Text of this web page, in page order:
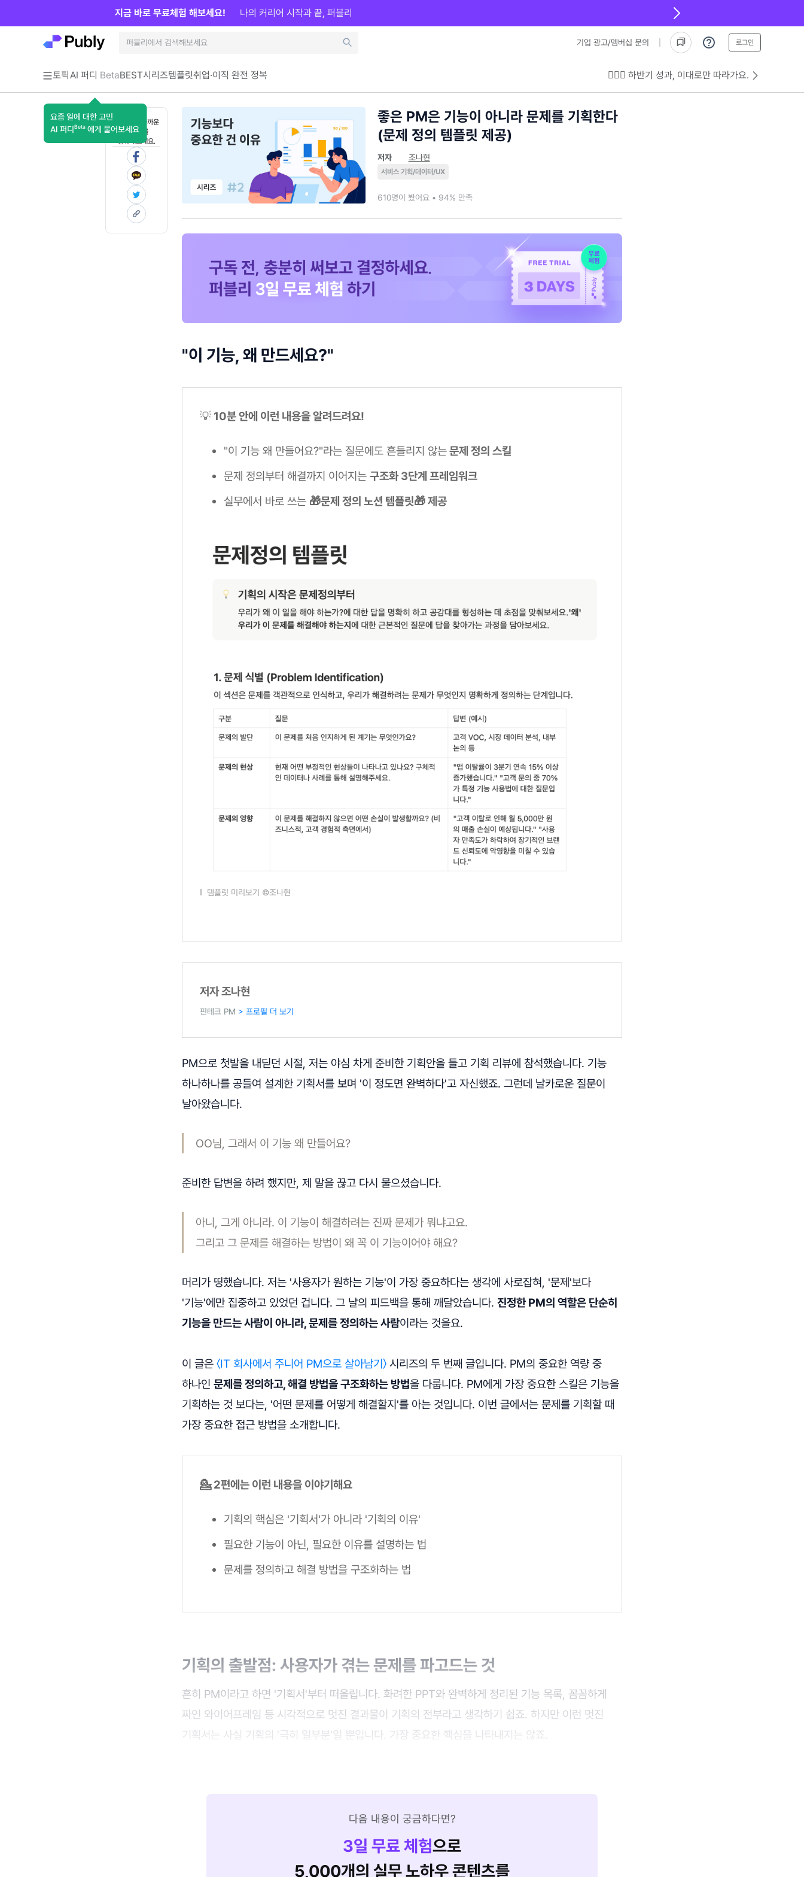
기업 광고/멤버십 문의 로그인
토픽AI 퍼디 Beta
요즘 일에 대한 고민
AI 퍼디 Beta 에게 물어보세요
BEST시리즈템플릿취업·이직 완전 정복 💁🏻‍♂️ 하반기 성과, 이대로만 따라가요.
지금 바로 무료체험 해보세요! 나의 커리어 시작과 끝, 퍼블리
혼자 보기 아까운
콘텐츠를
공유해보세요.
좋은 PM은 기능이 아니라 문제를 기획한다
(문제 정의 템플릿 제공)
저자 조나현
서비스 기획/데이터/UX
610명이 봤어요 • 94% 만족
"이 기능, 왜 만드세요?"
💡 10분 안에 이런 내용을 알려드려요!
"이 기능 왜 만들어요?"라는 질문에도 흔들리지 않는문제 정의 스킬
문제 정의부터 해결까지 이어지는 구조화 3단계 프레임워크
실무에서 바로 쓰는 🎁문제 정의 노션 템플릿🎁 제공
템플릿 미리보기 ©조나현
저자 조나현
핀테크 PM > 프로필 더 보기
PM으로 첫발을 내딛던 시절, 저는 야심 차게 준비한 기획안을 들고 기획 리뷰에 참석했습니다. 기능
하나하나를 공들여 설계한 기획서를 보며 '이 정도면 완벽하다'고 자신했죠. 그런데 날카로운 질문이
날아왔습니다.
OO님, 그래서 이 기능 왜 만들어요?
준비한 답변을 하려 했지만, 제 말을 끊고 다시 물으셨습니다.
아니, 그게 아니라. 이 기능이 해결하려는 진짜 문제가 뭐냐고요.
그리고 그 문제를 해결하는 방법이 왜 꼭 이 기능이어야 해요?
머리가 띵했습니다. 저는 '사용자가 원하는 기능'이 가장 중요하다는 생각에 사로잡혀, '문제'보다
'기능'에만 집중하고 있었던 겁니다. 그 날의 피드백을 통해 깨달았습니다. 진정한 PM의 역할은 단순히
기능을 만드는 사람이 아니라, 문제를 정의하는 사람이라는 것을요.
이 글은 〈IT 회사에서 주니어 PM으로 살아남기〉 시리즈의 두 번째 글입니다. PM의 중요한 역량 중
하나인 문제를 정의하고, 해결 방법을 구조화하는 방법을 다룹니다. PM에게 가장 중요한 스킬은 기능을
기획하는 것 보다는, '어떤 문제를 어떻게 해결할지'를 아는 것입니다. 이번 글에서는 문제를 기획할 때
가장 중요한 접근 방법을 소개합니다.
💁 2편에는 이런 내용을 이야기해요
기획의 핵심은 '기획서'가 아니라 '기획의 이유'
필요한 기능이 아닌, 필요한 이유를 설명하는 법
문제를 정의하고 해결 방법을 구조화하는 법
기획의 출발점: 사용자가 겪는 문제를 파고드는 것
흔히 PM이라고 하면 '기획서'부터 떠올립니다. 화려한 PPT와 완벽하게 정리된 기능 목록, 꼼꼼하게
짜인 와이어프레임 등 시각적으로 멋진 결과물이 기획의 전부라고 생각하기 쉽죠. 하지만 이런 멋진
기획서는 사실 기획의 '극히 일부분'일 뿐입니다. 가장 중요한 핵심을 나타내지는 않죠.
다음 내용이 궁금하다면?
3일 무료 체험으로
5,000개의 실무 노하우 콘텐츠를